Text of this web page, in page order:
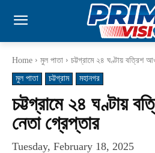
Home মুল পাতা
চট্টগ্রামে ২৪ ঘণ্টায় বত্রিশ
মুল পাতা
চট্টগ্রাম মহানগর
চট্টগ্রামে ২৪ ঘণ্টায়
নেতা গ্রেপ্তার
Tuesday, February 18, 2025